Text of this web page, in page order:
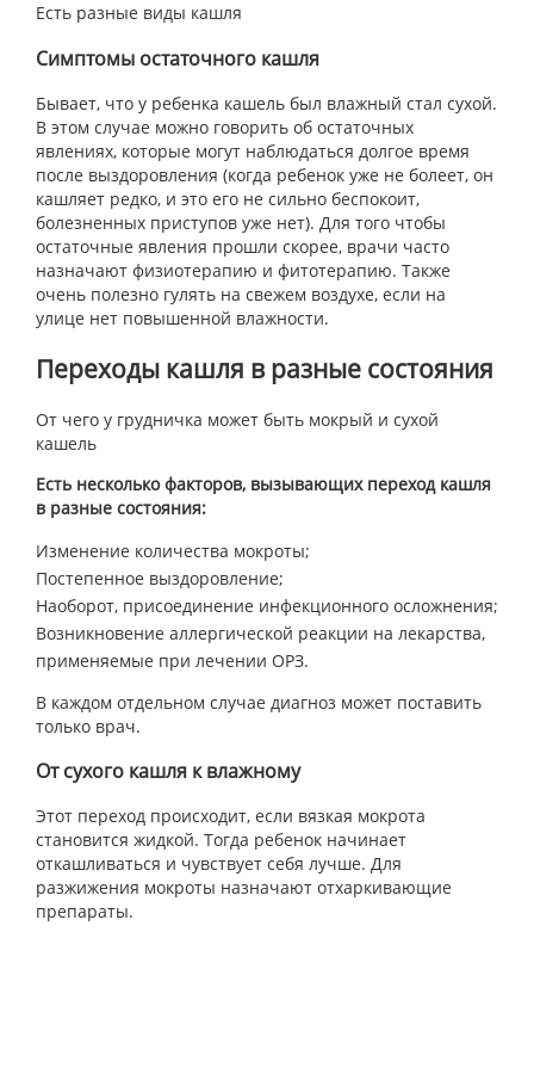
Есть разные виды кашля
Симптомы остаточного кашля
Бывает, что у ребенка кашель был влажный стал сухой.
В этом случае можно говорить об остаточных
явлениях, которые могут наблюдаться долгое время
после выздоровления (когда ребенок уже не болеет, он
кашляет редко, и это его не сильно беспокоит,
болезненных приступов уже нет). Для того чтобы
остаточные явления прошли скорее, врачи часто
назначают физиотерапию и фитотерапию. Также
очень полезно гулять на свежем воздухе, если на
улице нет повышенной влажности.
Переходы кашля в разные состояния
От чего у грудничка может быть мокрый и сухой
кашель
Есть несколько факторов, вызывающих переход кашля
в разные состояния:
Изменение количества мокроты;
Постепенное выздоровление;
Наоборот, присоединение инфекционного осложнения;
Возникновение аллергической реакции на лекарства,
применяемые при лечении ОРЗ.
В каждом отдельном случае диагноз может поставить
только врач.
От сухого кашля к влажному
Этот переход происходит, если вязкая мокрота
становится жидкой. Тогда ребенок начинает
откашливаться и чувствует себя лучше. Для
разжижения мокроты назначают отхаркивающие
препараты.